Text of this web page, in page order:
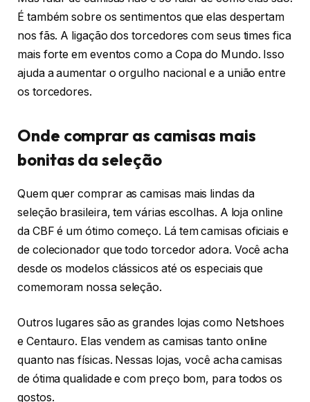
É também sobre os sentimentos que elas despertam
nos fãs. A ligação dos torcedores com seus times fica
mais forte em eventos como a Copa do Mundo. Isso
ajuda a aumentar o orgulho nacional e a união entre
os torcedores.
Onde comprar as camisas mais
bonitas da seleção
Quem quer comprar as camisas mais lindas da
seleção brasileira, tem várias escolhas. A loja online
da CBF é um ótimo começo. Lá tem camisas oficiais e
de colecionador que todo torcedor adora. Você acha
desde os modelos clássicos até os especiais que
comemoram nossa seleção.
Outros lugares são as grandes lojas como Netshoes
e Centauro. Elas vendem as camisas tanto online
quanto nas físicas. Nessas lojas, você acha camisas
de ótima qualidade e com preço bom, para todos os
gostos.